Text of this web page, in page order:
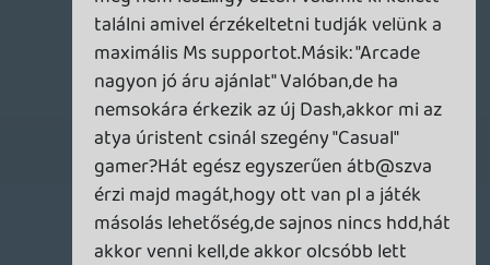
várjuk a további fejleményeket. 🙂
ikszkom 2008.10.28 13:05:20 #0lflf
persze, ki lesz, valamikor
Pukhi-zik 2008.10.28 12:13:06
Pukhi-zik 2008.10.28 12:13:06 #0lfle
mikor jött az ms akkor bizony volt, h kilesz
épitve .minden országban stb stb